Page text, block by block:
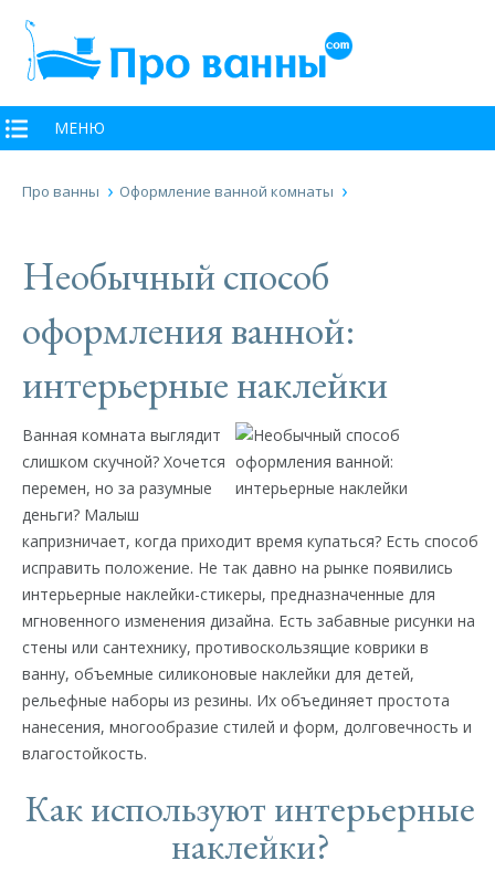
МЕНЮ
Про ванны Оформление ванной комнаты
Необычный способ
оформления ванной:
интерьерные наклейки
Ванная комната выглядит
слишком скучной? Хочется
перемен, но за разумные
деньги? Малыш
капризничает, когда приходит время купаться? Есть способ
исправить положение. Не так давно на рынке появились
интерьерные наклейки-стикеры, предназначенные для
мгновенного изменения дизайна. Есть забавные рисунки на
стены или сантехнику, противоскользящие коврики в
ванну, объемные силиконовые наклейки для детей,
рельефные наборы из резины. Их объединяет простота
нанесения, многообразие стилей и форм, долговечность и
влагостойкость.
Как используют интерьерные
наклейки?